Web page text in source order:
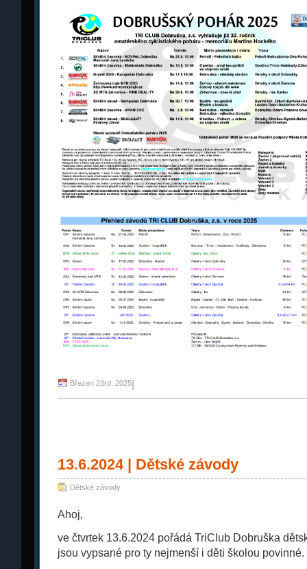
Březen 23rd, 2025|
13.6.2024 | Dětské závody
Dětské závody
Ahoj,
ve čtvrtek 13.6.2024 pořádá TriClub Dobruška
jsou vypsané pro ty nejmenší i děti školou povinné.